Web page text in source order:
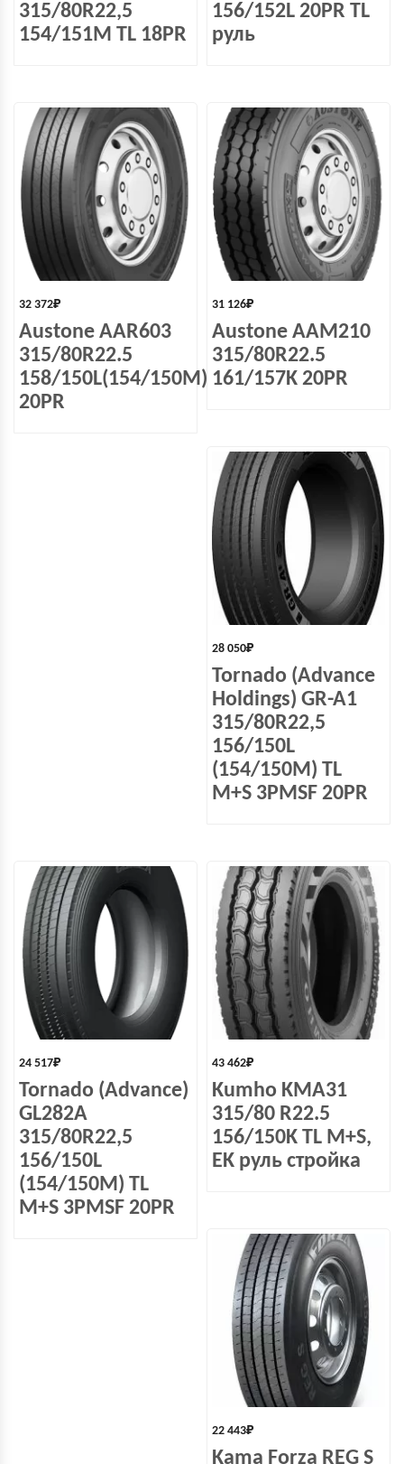
315/80R22,5
154/151M TL 18PR
156/152L 20PR TL
руль
32 372₽
Austone AAR603
315/80R22.5
158/150L(154/150M)
20PR
31 126₽
Austone AAM210
315/80R22.5
161/157K 20PR
28 050₽
Tornado (Advance
Holdings) GR-A1
315/80R22,5
156/150L
(154/150M) TL
M+S 3PMSF 20PR
24 517₽
Tornado (Advance)
GL282A
315/80R22,5
156/150L
(154/150M) TL
M+S 3PMSF 20PR
43 462₽
Kumho KMA31
315/80 R22.5
156/150K TL M+S,
EK руль стройка
22 443₽
Kama Forza REG S